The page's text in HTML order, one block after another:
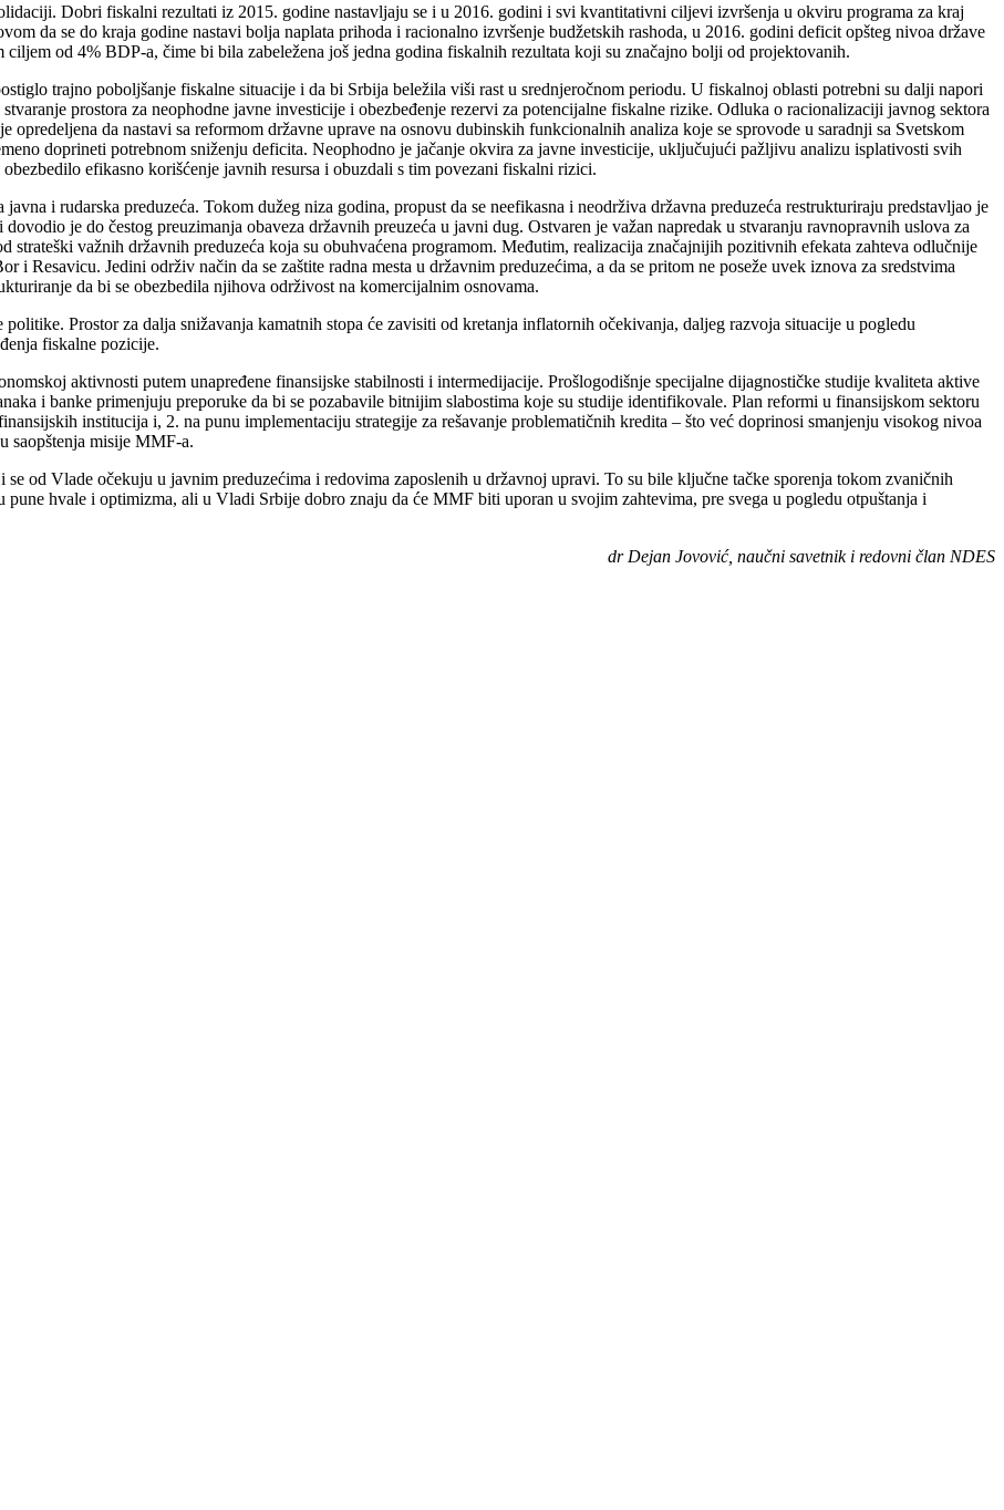
Dobri fiskalni rezultati iz 2015. godine nastavljaju se i u 2016. godini i svi kvantitativni ciljevi izvršenja u okviru programa za kraj
da se do kraja godine nastavi bolja naplata prihoda i racionalno izvršenje budžetskih rashoda, u 2016. godini deficit opšteg nivoa države
od 4% BDP-a, čime bi bila zabeležena još jedna godina fiskalnih rezultata koji su značajno bolji od projektovanih.
trajno poboljšanje fiskalne situacije i da bi Srbija beležila viši rast u srednjeročnom periodu. U fiskalnoj oblasti potrebni su dalji napori
prostora za neophodne javne investicije i obezbeđenje rezervi za potencijalne fiskalne rizike. Odluka o racionalizaciji javnog sektora
opredeljena da nastavi sa reformom državne uprave na osnovu dubinskih funkcionalnih analiza koje se sprovode u saradnji sa Svetskom
doprineti potrebnom sniženju deficita. Neophodno je jačanje okvira za javne investicije, uključujući pažljivu analizu isplativosti svih
efikasno korišćenje javnih resursa i obuzdali s tim povezani fiskalni rizici.
i rudarska preduzeća. Tokom dužeg niza godina, propust da se neefikasna i neodrživa državna preduzeća restrukturiraju predstavljao je
je do čestog preuzimanja obaveza državnih preuzeća u javni dug. Ostvaren je važan napredak u stvaranju ravnopravnih uslova za
strateški važnih državnih preduzeća koja su obuhvaćena programom. Međutim, realizacija značajnijih pozitivnih efekata zahteva odlučnije
Resavicu. Jedini održiv način da se zaštite radna mesta u državnim preduzećima, a da se pritom ne poseže uvek iznova za sredstvima
da bi se obezbedila njihova održivost na komercijalnim osnovama.
Prostor za dalja snižavanja kamatnih stopa će zavisiti od kretanja inflatornih očekivanja, daljeg razvoja situacije u pogledu
fiskalne pozicije.
aktivnosti putem unapređene finansijske stabilnosti i intermedijacije. Prošlogodišnje specijalne dijagnostičke studije kvaliteta aktive
i banke primenjuju preporuke da bi se pozabavile bitnijim slabostima koje su studije identifikovale. Plan reformi u finansijskom sektoru
institucija i, 2. na punu implementaciju strategije za rešavanje problematičnih kredita – što već doprinosi smanjenju visokog nivoa
saopštenja misije MMF-a.
od Vlade očekuju u javnim preduzećima i redovima zaposlenih u državnoj upravi. To su bile ključne tačke sporenja tokom zvaničnih
hvale i optimizma, ali u Vladi Srbije dobro znaju da će MMF biti uporan u svojim zahtevima, pre svega u pogledu otpuštanja i
dr Dejan Jovović, naučni savetnik i redovni član NDES